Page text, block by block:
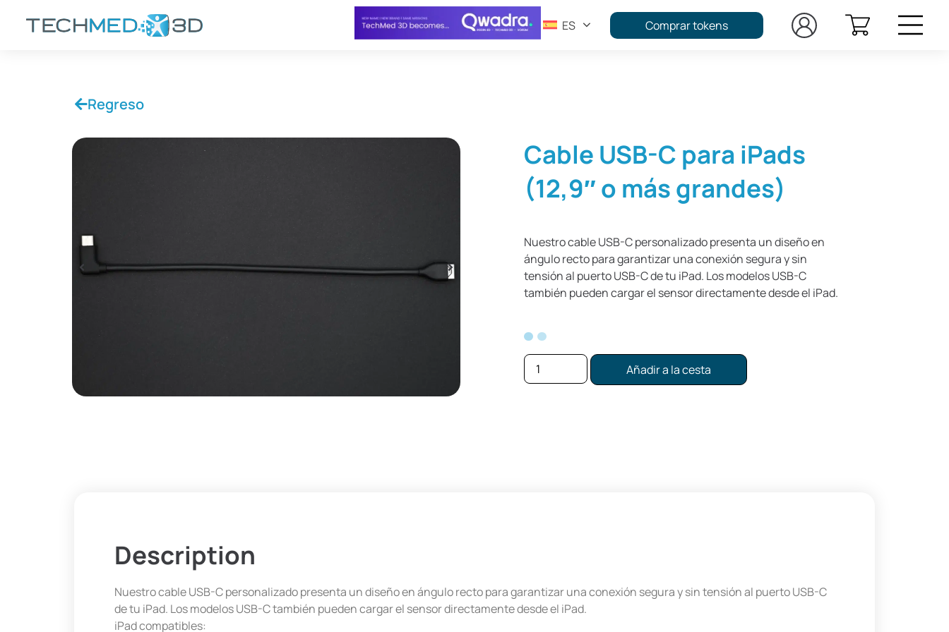
ES Comprar tokens
Regreso
Cable USB-C para iPads
(12,9″ o más grandes)
Nuestro cable USB-C personalizado presenta un diseño en
ángulo recto para garantizar una conexión segura y sin
tensión al puerto USB-C de tu iPad. Los modelos USB-C
también pueden cargar el sensor directamente desde el iPad.
Añadir a la cesta
Description
Nuestro cable USB-C personalizado presenta un diseño en ángulo recto para garantizar una conexión segura y sin tensión al puerto USB-C
de tu iPad. Los modelos USB-C también pueden cargar el sensor directamente desde el iPad.
iPad compatibles: